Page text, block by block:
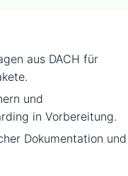
aus DACH für
und
in Vorbereitung.
Dokumentation und